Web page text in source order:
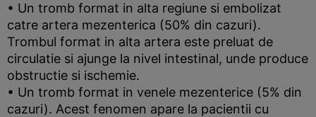
• Un tromb format in alta regiune si embolizat
catre artera mezenterica (50% din cazuri).
Trombul format in alta artera este preluat de
circulatie si ajunge la nivel intestinal, unde produce
obstructie si ischemie.
• Un tromb format in venele mezenterice (5% din
cazuri). Acest fenomen apare la pacientii cu